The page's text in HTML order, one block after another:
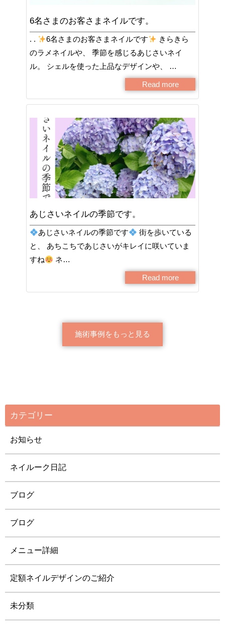
6名さまのお客さまネイルです。
. . 6名さまのお客さまネイルです
きらきら
のラメネイルや、 季節を感じるあじさいネイ
ル。 シェルを使った上品なデザインや、 …
Read more
あじさいネイルの季節です。
あじさいネイルの季節です
街を歩いている
と、 あちこちであじさいがキレイに咲いていま
すね
ネ…
Read more
施術事例をもっと見る
カテゴリー
お知らせ
ネイルーク日記
ブログ
ブログ
メニュー詳細
定額ネイルデザインのご紹介
未分類